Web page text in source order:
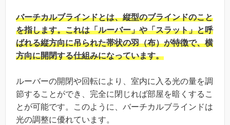
バーチカルブラインドとは、縦型のブラインドのこと
を指します。これは「ルーバー」や「スラット」と呼
ばれる縦方向に吊られた帯状の羽（布）が特徴で、横
方向に開閉する仕組みになっています。
ルーバーの開閉や回転により、室内に入る光の量を調
節することができ、完全に閉じれば部屋を暗くするこ
とが可能です。このように、バーチカルブラインドは
光の調整に優れています。